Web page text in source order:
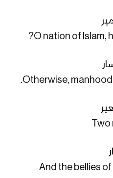
أنصار الله 1446هـ
أنصار الله 1446هـ
الله 1446هـ
O nation of Islam,
Otherwise, manhood
And the bellies